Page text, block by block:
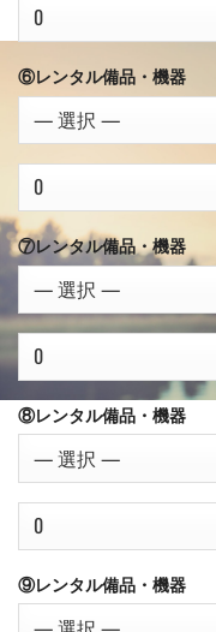
⑮
レ
ン
タ
備
品・
機
器
⑧
ン
タ
ル
備
品・
器
⑩
レ
⑥レンタル備品・機器
⑦レンタル備品・機器
⑧レンタル備品・機器
⑨レンタル備品・機器